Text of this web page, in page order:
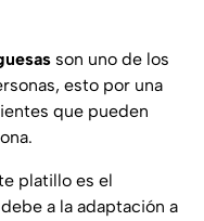
son uno de los
esto por una
que pueden
platillo es el
a la adaptación a